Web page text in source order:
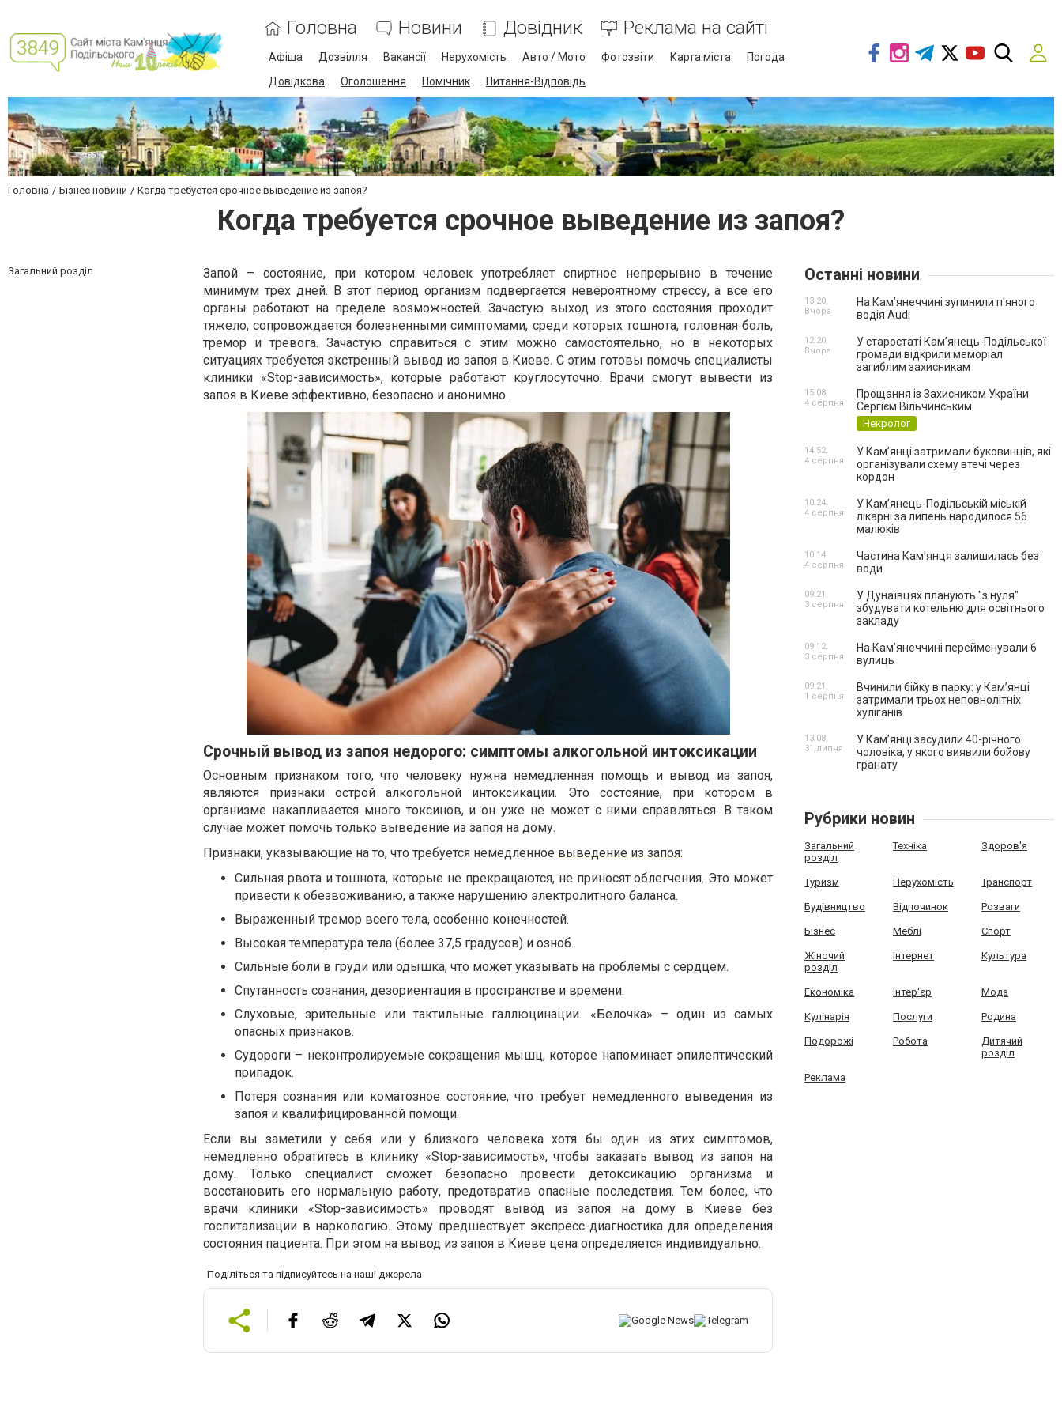
Головна Новини Довідник Реклама на сайті
Афіша Дозвілля Вакансії Нерухомість Авто / Мото Фотозвіти Карта міста
Погода
Довідкова
Оголошення Помічник Питання-Відповідь
Головна Бізнес новини Когда требуется срочное выведение из запоя?
Когда требуется срочное выведение из запоя?
Загальний розділ
Запой – состояние, при котором человек употребляет спиртное непрерывно в течение
минимум трех дней. В этот период организм подвергается невероятному стрессу, а все его
органы работают на пределе возможностей. Зачастую выход из этого состояния проходит
тяжело, сопровождается болезненными симптомами, среди которых тошнота, головная боль,
тремор и тревога. Зачастую справиться с этим можно самостоятельно, но в некоторых
ситуациях требуется экстренный вывод из запоя в Киеве. С этим готовы помочь специалисты
клиники «Stop-зависимость», которые работают круглосуточно. Врачи смогут вывести из
запоя в Киеве эффективно, безопасно и анонимно.
Срочный вывод из запоя недорого: симптомы алкогольной интоксикации
Основным признаком того, что человеку нужна немедленная помощь и вывод из запоя,
являются признаки острой алкогольной интоксикации. Это состояние, при котором в
организме накапливается много токсинов, и он уже не может с ними справляться. В таком
случае может помочь только выведение из запоя на дому.
Признаки, указывающие на то, что требуется немедленное выведение из запоя:
Сильная рвота и тошнота, которые не прекращаются, не приносят облегчения. Это может
привести к обезвоживанию, а также нарушению электролитного баланса.
Выраженный тремор всего тела, особенно конечностей.
Высокая температура тела (более 37,5 градусов) и озноб.
Сильные боли в груди или одышка, что может указывать на проблемы с сердцем.
Спутанность сознания, дезориентация в пространстве и времени.
Слуховые, зрительные или тактильные галлюцинации. «Белочка» – один из самых
опасных признаков.
Судороги – неконтролируемые сокращения мышц, которое напоминает эпилептический
припадок.
Потеря сознания или коматозное состояние, что требует немедленного выведения из
запоя и квалифицированной помощи.
Если вы заметили у себя или у близкого человека хотя бы один из этих симптомов,
немедленно обратитесь в клинику «Stop-зависимость», чтобы заказать вывод из запоя на
дому. Только специалист сможет безопасно провести детоксикацию организма и
восстановить его нормальную работу, предотвратив опасные последствия. Тем более, что
врачи клиники «Stop-зависимость» проводят вывод из запоя на дому в Киеве без
госпитализации в наркологию. Этому предшествует экспресс-диагностика для определения
состояния пациента. При этом на вывод из запоя в Киеве цена определяется индивидуально.
Поділіться та підписуйтесь на наші джерела
Останні новини
На Камʼянеччині зупинили п'яного
водія Audi
13:20,
Вчора
У старостаті Кам’янець-Подільської
громади відкрили меморіал
загиблим захисникам
12:20,
Вчора
Прощання із Захисником України
Сергієм Вільчинським
Некролог
15:08,
4 серпня
У Кам’янці затримали буковинців, які
організували схему втечі через
кордон
14:52,
4 серпня
У Кам’янець-Подільській міській
лікарні за липень народилося 56
малюків
10:24,
4 серпня
Частина Кам'янця залишилась без
води
10:14,
4 серпня
У Дунаївцях планують "з нуля"
збудувати котельню для освітнього
закладу
09:21,
3 серпня
На Камʼянеччині перейменували 6
вулиць
09:12,
3 серпня
Вчинили бійку в парку: у Кам’янці
затримали трьох неповнолітніх
хуліганів
09:21,
1 серпня
У Камʼянці засудили 40-річного
чоловіка, у якого виявили бойову
гранату
13:08,
31 липня
Рубрики новин
Загальний
розділ
Техніка Здоров'я
Туризм Нерухомість Транспорт
Будівництво Відпочинок Розваги
Бізнес Меблі Спорт
Жіночий
розділ
Інтернет Культура
Економіка Інтер'єр Мода
Кулінарія Послуги Родина
Подорожі Робота
Дитячий
розділ
Реклама